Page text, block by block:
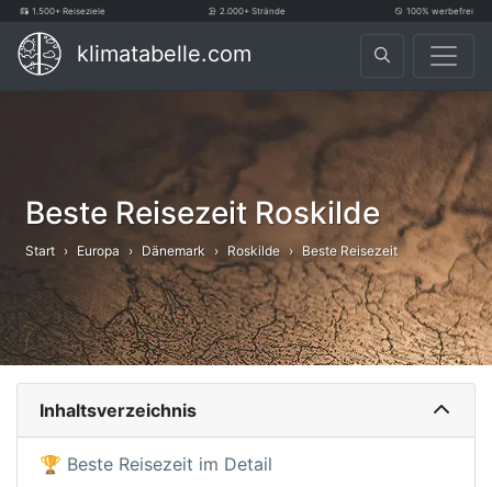
1.500+ Reiseziele 2.000+ Strände 100% werbefrei
klimatabelle.com
Beste Reisezeit Roskilde
Start Europa Dänemark Roskilde Beste Reisezeit
Inhaltsverzeichnis
🏆 Beste Reisezeit im Detail